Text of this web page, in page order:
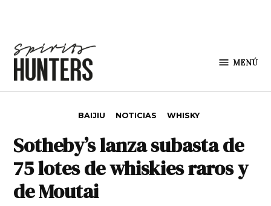
MENÚ
BAIJIU NOTICIAS WHISKY
Sotheby’s lanza subasta de
75 lotes de whiskies raros y
de Moutai